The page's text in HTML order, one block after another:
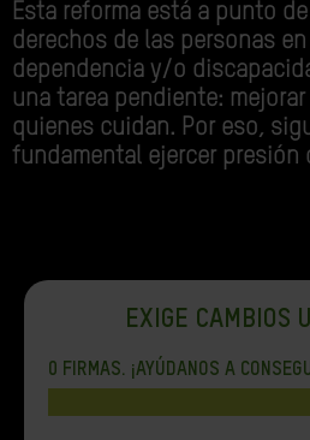
Esta reforma está a punto
derechos de las personas
dependencia y/o
una tarea pendiente:
quienes cuidan. Por eso,
fundamental ejercer presión
EXIGE CAMBIOS
0 FIRMAS. ¡AYÚDANOS A